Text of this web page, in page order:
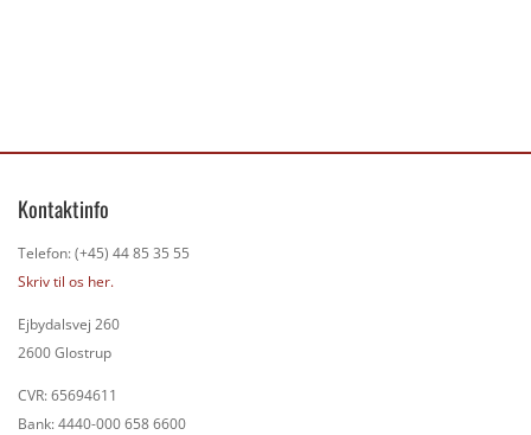
Kontaktinfo
Telefon: (+45) 44 85 35 55
Skriv til os her.
Ejbydalsvej 260
2600 Glostrup
CVR: 65694611
Bank: 4440-000 658 6600